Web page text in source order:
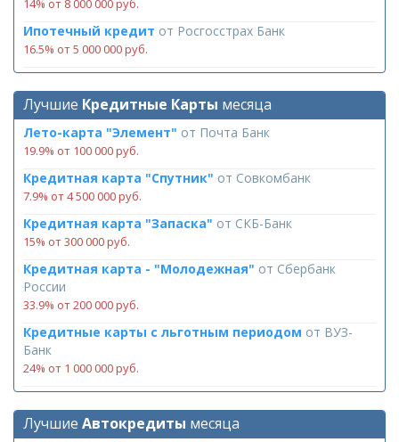
14% от 8 000 000 руб.
Ипотечный кредит от Росгосстрах Банк
16.5% от 5 000 000 руб.
Лучшие Кредитные Карты месяца
Лето-карта "Элемент" от Почта Банк
19.9% от 100 000 руб.
Кредитная карта "Спутник" от Совкомбанк
7.9% от 4 500 000 руб.
Кредитная карта "Запаска" от СКБ-Банк
15% от 300 000 руб.
Кредитная карта - "Молодежная" от Сбербанк
России
33.9% от 200 000 руб.
Кредитные карты с льготным периодом от ВУЗ-
Банк
24% от 1 000 000 руб.
Лучшие Автокредиты месяца